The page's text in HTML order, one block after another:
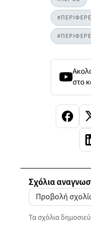
στο
Σχόλια
Προβολή
Τα σχόλια